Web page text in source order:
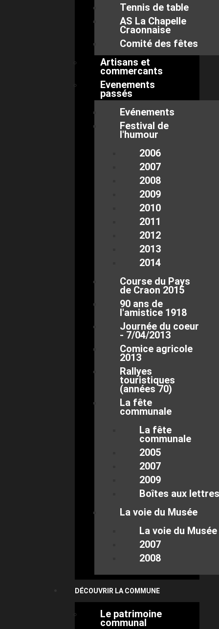
Tennis de table
AS La Chapelle
Craonnaise
Comité des fêtes
Artisans et
commercants
Evenements
passés
Evénements
Festival de
l'humour
2006
2007
2008
2009
2010
2011
2012
2013
2014
Course du Pays
de Craon 2015
90 ans de
l'amistice 1918
Journée du coeur
- 7/04/2013
Comice agricole
2013
Rallyes
touristiques
(années 70)
La fête
communale
La fête
communale
2005
2007
2009
Boîtes aux lettres
La voie du Musée
La voie du Musée
2007
2008
DÉCOUVRIR LA COMMUNE
Le patrimoine
communal